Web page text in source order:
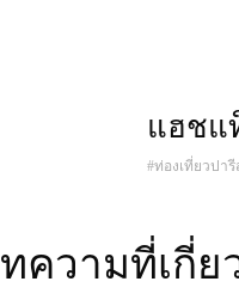
แฮชแ
#ท่องเที่ยวปารี
บทความที่เกี่ย